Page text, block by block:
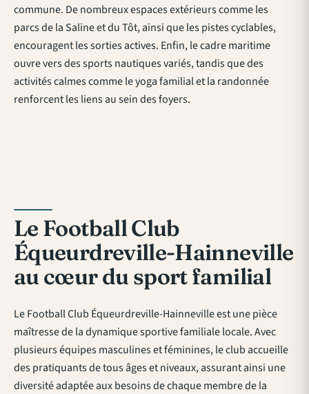
commune. De nombreux espaces extérieurs comme les
parcs de la Saline et du Tôt, ainsi que les pistes cyclables,
encouragent les sorties actives. Enfin, le cadre maritime
ouvre vers des sports nautiques variés, tandis que des
activités calmes comme le yoga familial et la randonnée
renforcent les liens au sein des foyers.
Le Football Club
Équeurdreville-Hainneville
au cœur du sport familial
Le Football Club Équeurdreville-Hainneville est une pièce
maîtresse de la dynamique sportive familiale locale. Avec
plusieurs équipes masculines et féminines, le club accueille
des pratiquants de tous âges et niveaux, assurant ainsi une
diversité adaptée aux besoins de chaque membre de la